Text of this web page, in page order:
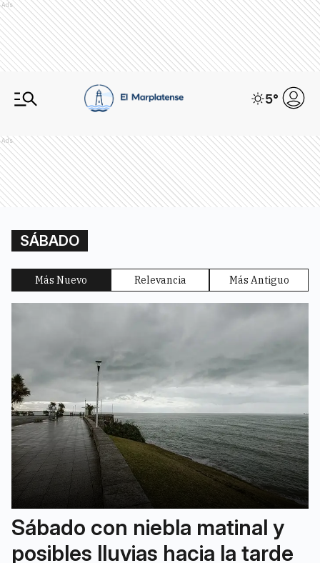
Ads
5°
Ads
SÁBADO
Más Nuevo Relevancia Más Antiguo
Sábado con niebla matinal y
posibles lluvias hacia la tarde